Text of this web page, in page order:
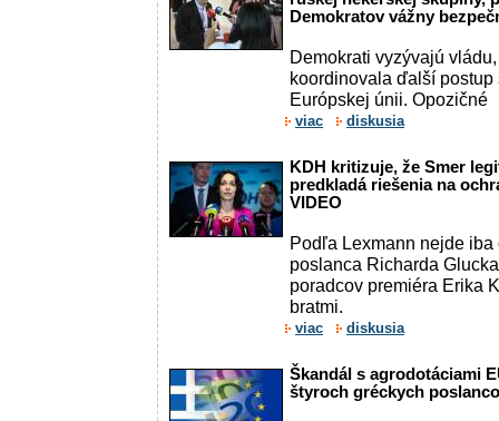
Demokratov vážny
Demokrati vyzývajú
koordinovala ďalší postup
Európskej únii. Opozičné
viac diskusia
KDH kritizuje, že Smer
predkladá riešenia na
VIDEO
Podľa Lexmann nejde
poslanca Richarda
poradcov premiéra Erika
bratmi.
viac diskusia
Škandál s agrodotáciami
štyroch gréckych